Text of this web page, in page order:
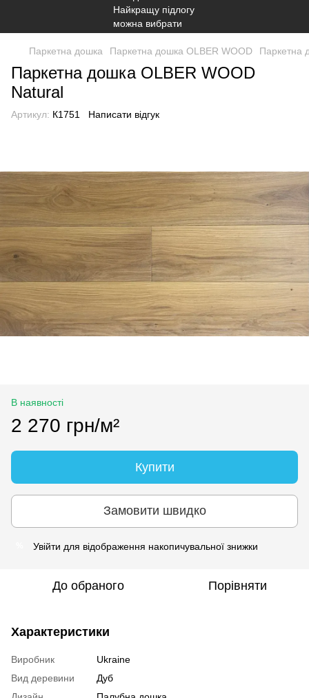
Паркетна дошка Паркетна дошка OLBER WOOD Паркетна
Паркетна дошка OLBER WOOD
Natural
Артикул: К1751 Написати відгук
В наявності
2 270 грн/м²
Купити
Замовити швидко
Увійти для відображення накопичувальної знижки
До обраного Порівняти
Характеристики
Виробник
Ukraine
Вид деревини
Дуб